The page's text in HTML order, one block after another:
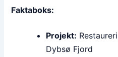
Faktaboks:
Projekt:
Dybsø Fjord